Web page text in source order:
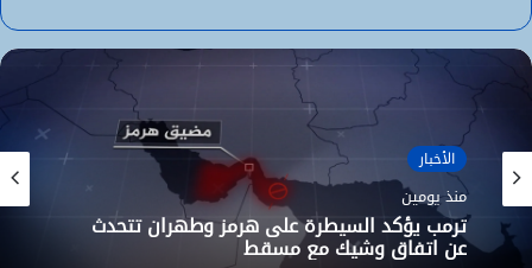
الأخبار
منذ يومين
ترمب يؤكد السيطرة على هرمز وطهران تتحدث
عن اتفاق وشيك مع مسقط